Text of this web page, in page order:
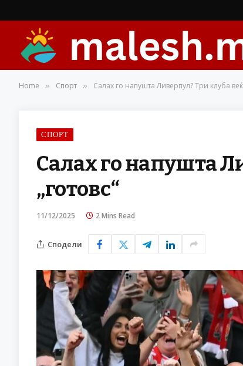
Home » Спорт » Салах го напушта Ливерпул? Три клуба
СПОРТ
Салах го напушта
„готовс“
11/12/2025 2 Mins Read
Сподели